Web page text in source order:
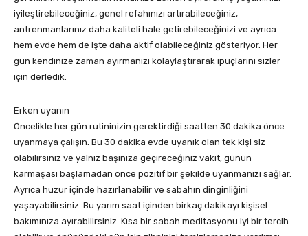
iyileştirebileceğiniz, genel refahınızı artırabileceğiniz,
antrenmanlarınız daha kaliteli hale getirebileceğinizi ve ayrıca
hem evde hem de işte daha aktif olabileceğiniz gösteriyor. Her
gün kendinize zaman ayırmanızı kolaylaştırarak ipuçlarını sizler
için derledik.
Erken uyanın
Öncelikle her gün rutininizin gerektirdiği saatten 30 dakika önce
uyanmaya çalışın. Bu 30 dakika evde uyanık olan tek kişi siz
olabilirsiniz ve yalnız başınıza geçireceğiniz vakit, günün
karmaşası başlamadan önce pozitif bir şekilde uyanmanızı sağlar.
Ayrıca huzur içinde hazırlanabilir ve sabahın dinginliğini
yaşayabilirsiniz. Bu yarım saat içinden birkaç dakikayı kişisel
bakımınıza ayırabilirsiniz. Kısa bir sabah meditasyonu iyi bir tercih